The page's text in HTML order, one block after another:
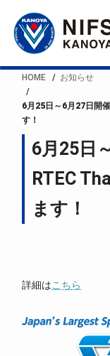
HOME お知らせ
6月25日～6月27日開
す！
6月25日
RTEC
ます！
詳細はこちら